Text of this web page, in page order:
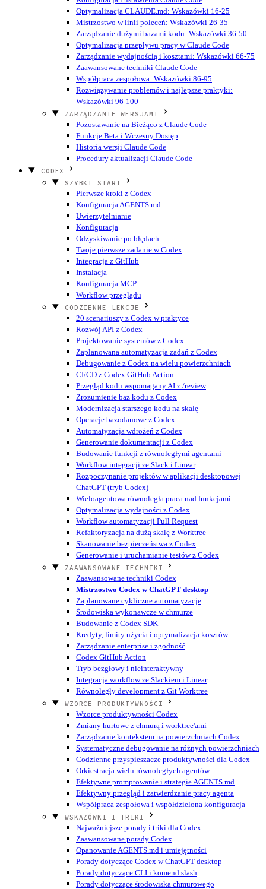
Optymalizacja CLAUDE.md: Wskazówki 16-25
Mistrzostwo w linii poleceń: Wskazówki 26-35
Zarządzanie dużymi bazami kodu: Wskazówki 36-50
Optymalizacja przepływu pracy w Claude Code
Zarządzanie wydajnością i kosztami: Wskazówki 66-75
Zaawansowane techniki Claude Code
Współpraca zespołowa: Wskazówki 86-95
Rozwiązywanie problemów i najlepsze praktyki:
Wskazówki 96-100
ZARZĄDZANIE WERSJAMI
Pozostawanie na Bieżąco z Claude Code
Funkcje Beta i Wczesny Dostęp
Historia wersji Claude Code
Procedury aktualizacji Claude Code
CODEX
SZYBKI START
Pierwsze kroki z Codex
Konfiguracja AGENTS.md
Uwierzytelnianie
Konfiguracja
Odzyskiwanie po błędach
Twoje pierwsze zadanie w Codex
Integracja z GitHub
Instalacja
Konfiguracja MCP
Workflow przeglądu
CODZIENNE LEKCJE
20 scenariuszy z Codex w praktyce
Rozwój API z Codex
Projektowanie systemów z Codex
Zaplanowana automatyzacja zadań z Codex
Debugowanie z Codex na wielu powierzchniach
CI/CD z Codex GitHub Action
Przegląd kodu wspomagany AI z /review
Zrozumienie baz kodu z Codex
Modernizacja starszego kodu na skalę
Operacje bazodanowe z Codex
Automatyzacja wdrożeń z Codex
Generowanie dokumentacji z Codex
Budowanie funkcji z równoległymi agentami
Workflow integracji ze Slack i Linear
Rozpoczynanie projektów w aplikacji desktopowej
ChatGPT (tryb Codex)
Wieloagentowa równoległa praca nad funkcjami
Optymalizacja wydajności z Codex
Workflow automatyzacji Pull Request
Refaktoryzacja na dużą skalę z Worktree
Skanowanie bezpieczeństwa z Codex
Generowanie i uruchamianie testów z Codex
ZAAWANSOWANE TECHNIKI
Zaawansowane techniki Codex
Mistrzostwo Codex w ChatGPT desktop
Zaplanowane cykliczne automatyzacje
Środowiska wykonawcze w chmurze
Budowanie z Codex SDK
Kredyty, limity użycia i optymalizacja kosztów
Zarządzanie enterprise i zgodność
Codex GitHub Action
Tryb bezgłowy i nieinteraktywny
Integracja workflow ze Slackiem i Linear
Równoległy development z Git Worktree
WZORCE PRODUKTYWNOŚCI
Wzorce produktywności Codex
Zmiany hurtowe z chmurą i worktree'ami
Zarządzanie kontekstem na powierzchniach Codex
Systematyczne debugowanie na różnych powierzchniach
Codzienne przyspieszacze produktywności dla Codex
Orkiestracja wielu równoległych agentów
Efektywne promptowanie i strategie AGENTS.md
Efektywny przegląd i zatwierdzanie pracy agenta
Współpraca zespołowa i współdzielona konfiguracja
WSKAZÓWKI I TRIKI
Najważniejsze porady i triki dla Codex
Zaawansowane porady Codex
Opanowanie AGENTS.md i umiejętności
Porady dotyczące Codex w ChatGPT desktop
Porady dotyczące CLI i komend slash
Porady dotyczące środowiska chmurowego